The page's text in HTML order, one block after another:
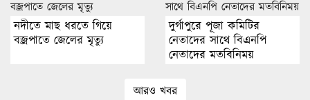
জুলাই সনদ অক্ষরে অক্ষরে বাস্তবায়ন
করব: পানিসম্পদ প্রতিমন্ত্রী
নদীতে মাছ ধরতে গিয়ে
বজ্রপাতে জেলের মৃত্যু
দুর্গাপুরে পূজা কমিটির
নেতাদের সাথে বিএনপি
নেতাদের মতবিনিময়
আরও খবর